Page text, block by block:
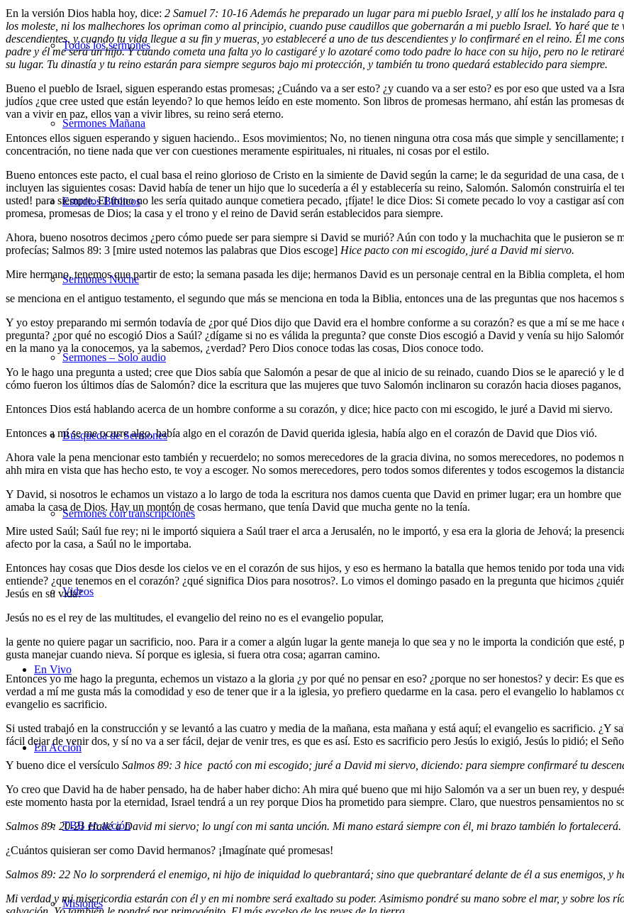
Todos los sermones
Sermones Mañana
Estudios Bíblicos
Sermones Noche
Sermones – Solo audio
Búsqueda de Sermones
Sermones con transcripciones
Videos
En Vivo
En Acción
TBB en acción
Misiones
En la versión Dios habla hoy, dice: 2 Samuel 7: 10-16 Además he preparado un lugar para mi pueblo Israel, y allí los he instalado para
los moleste, ni los malhechores los opriman como al principio, cuando puse caudillos que gobernarán a mi pueblo Israel. Yo haré que te
descendientes, y cuando tu vida llegue a su fin y mueras, yo estableceré a uno de tus descendientes y lo confirmaré en el reino. Él me
padre y él me será un hijo. Y cuando cometa una falta yo lo castigaré y lo azotaré como todo padre lo hace con su hijo, pero no le
su lugar. Tu dinastía y tu reino estarán para siempre seguros bajo mi protección, y también tu trono quedará establecido para siempre.
Bueno el pueblo de Israel, siguen esperando estas promesas; ¿Cuándo va a ser esto? ¿y cuando va a ser esto? es por eso que usted va a
judíos ¿que cree usted que están leyendo? lo que hemos leído en este momento. Son libros de promesas hermano, ahí están las
van a vivir en paz, ellos van a vivir libres, su reino será eterno.
Entonces ellos siguen esperando y siguen haciendo.. Esos movimientos; No, no tienen ninguna otra cosa más que simple y sencillamente;
concentración, no tiene nada que ver con cuestiones meramente espirituales, ni rituales, ni cosas por el estilo.
Bueno entonces este pacto, el cual basa el reino glorioso de Cristo en la simiente de David según la carne; le da seguridad de una casa,
incluyen las siguientes cosas: David había de tener un hijo que lo sucedería a él y establecería su reino, Salomón. Salomón construiría el
usted! para siempre. El trono no les sería quitado aunque cometiera pecado, ¡fíjate! le dice Dios: Si comete pecado lo voy a castigar así
promesa, promesas de Dios; la casa y el trono y el reino de David serán establecidos para siempre.
Ahora, bueno nosotros decimos ¿pero cómo puede ser para siempre si David se murió? Aún con todo y la muchachita que le pusieron se
profecías; Salmos 89: 3 [mire usted notemos las palabras que Dios escoge] Hice pacto con mi escogido, juré a David mi siervo.
Mire hermano, tenemos que partir de esto; la semana pasada les dije; hermanos David es un personaje central en la Biblia completa, el
se menciona en el antiguo testamento, el segundo que más se menciona en toda la Biblia, entonces una de las preguntas que nos
Y yo estoy preparando mi sermón todavía de ¿por qué Dios dijo que David era el hombre conforme a su corazón? es que a mí se me
pregunta? ¿por qué no escogió Dios a Saúl? ¿dígame si no es válida la pregunta? que conste Dios escogió a David y venía su hijo
en la mano ya la conocemos, ya la sabemos, ¿verdad? Pero Dios conoce todas las cosas, Dios conoce todo.
Yo le hago una pregunta a usted; cree que Dios sabía que Salomón a pesar de que al inicio de su reinado, cuando Dios se le apareció y
cómo fueron los últimos días de Salomón? dice la escritura que las mujeres que tuvo Salomón inclinaron su corazón hacia dioses
Entonces Dios está hablando acerca de un hombre conforme a su corazón, y dice; hice pacto con mi escogido, le juré a David mi siervo.
Entonces a mí se me ocurre algo, había algo en el corazón de David querida iglesia, había algo en el corazón de David que Dios vió.
Ahora vale la pena mencionar esto también y recuerdelo; no somos merecedores de la gracia divina, no somos merecedores, no
ahh mira en vista que has hecho esto, te voy a escoger. No somos merecedores, pero todos somos diferentes y todos escogemos la
Y David, si nosotros le echamos un vistazo a lo largo de toda la escritura nos damos cuenta que David en primer lugar; era un hombre
amaba la casa de Dios. Hay un montón de cosas hermano, que tenía David que mucha gente no la tenía.
Mire usted Saúl; Saúl fue rey; ni le importó siquiera a Saúl traer el arca a Jerusalén, no le importó, y esa era la gloria de Jehová; la
afecto por la casa, a Saúl no le importaba.
Entonces hay cosas que Dios desde los cielos ve en el corazón de sus hijos, y eso es hermano la batalla que hemos tenido por toda una
entiende? ¿que tenemos en el corazón? ¿qué significa Dios para nosotros?. Lo vimos el domingo pasado en la pregunta que hicimos
Jesús en su vida?
Jesús no es el rey de las multitudes, el evangelio del reino no es el evangelio popular,
la gente no quiere pagar un sacrificio, noo. Para ir a comer a algún lugar la gente maneja lo que sea y no le importa la condición que esté,
gusta manejar cuando nieva. Sí porque es iglesia, si fuera otra cosa; agarran camino.
Entonces yo me hago la pregunta, echemos un vistazo a la gloria ¿y por qué no pensar en eso? ¿porque no ser honestos? y decir: Es que
verdad a mí me gusta más la comodidad y eso de tener que ir a la iglesia, yo prefiero quedarme en la casa. pero el evangelio lo
evangelio es sacrificio.
Si usted trabajó en la construcción y se levantó a las cuatro y media de la mañana, esta mañana y está aquí; el evangelio es sacrificio. ¿Y
fácil dejar de venir dos, y sí no va a ser fácil, dejar de venir tres, es que es así. Esto es sacrificio pero Jesús lo exigió, Jesús lo pidió; el
Y bueno dice el versículo Salmos 89: 3 hice pactó con mi escogido; juré a David mi siervo, diciendo: para siempre confirmaré tu
Yo creo que David ha de haber pensado, ha de haber haber dicho: Ah mira qué bueno que mi hijo Salomón va a ser un buen rey, y
este momento hasta por la eternidad, Israel tendrá a un rey porque Dios ha prometido para siempre. Claro, que nuestros pensamientos no
Salmos 89: 20-21 Hallé a David mi siervo; lo ungí con mi santa unción. Mi mano estará siempre con él, mi brazo también lo fortalecerá.
¿Cuántos quisieran ser como David hermanos? ¡Imagínate qué promesas!
Salmos 89: 22 No lo sorprenderá el enemigo, ni hijo de iniquidad lo quebrantará; sino que quebrantaré delante de él a sus enemigos, y
Mi verdad y mi misericordia estarán con él y en mi nombre será exaltado su poder. Asimismo pondré su mano sobre el mar, y sobre